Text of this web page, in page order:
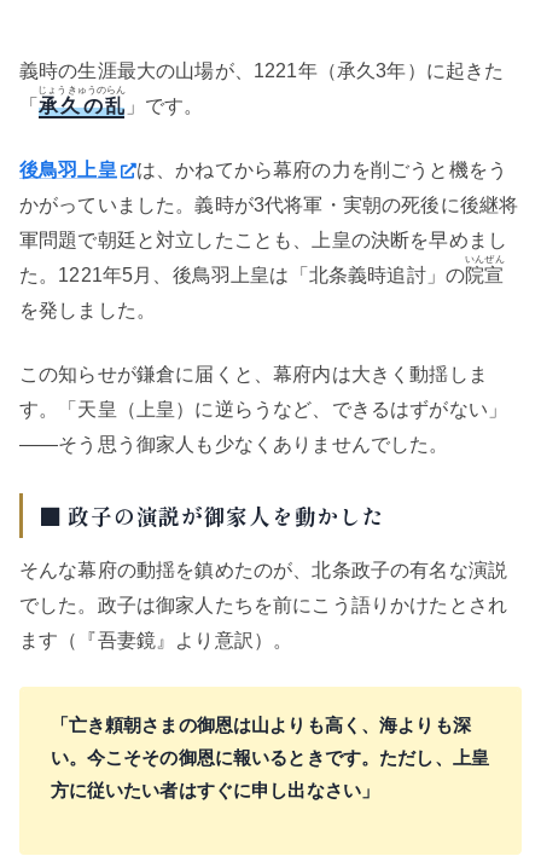
義時の生涯最大の山場が、1221年（承久3年）に起きた
「承久の乱
じょうきゅうのらん
」です。
後鳥羽上皇
は、かねてから幕府の力を削ごうと機をう
かがっていました。義時が3代将軍・実朝の死後に後継将
軍問題で朝廷と対立したことも、上皇の決断を早めまし
た。1221年5月、後鳥羽上皇は「北条義時追討」の院宣
いんぜん
を発しました。
この知らせが鎌倉に届くと、幕府内は大きく動揺しま
す。「天皇（上皇）に逆らうなど、できるはずがない」
——そう思う御家人も少なくありませんでした。
■ 政子の演説が御家人を動かした
そんな幕府の動揺を鎮めたのが、北条政子の有名な演説
でした。政子は御家人たちを前にこう語りかけたとされ
ます（『吾妻鏡』より意訳）。
「亡き頼朝さまの御恩は山よりも高く、海よりも深
い。今こそその御恩に報いるときです。ただし、上皇
方に従いたい者はすぐに申し出なさい」